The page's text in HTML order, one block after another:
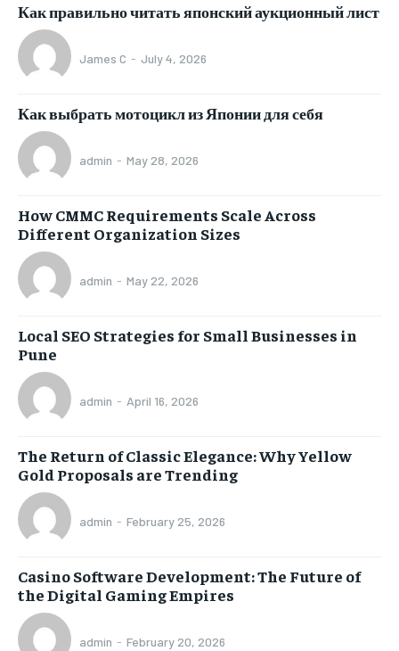
Как правильно читать японский аукционный лист
James C - July 4, 2026
Как выбрать мотоцикл из Японии для себя
admin - May 28, 2026
How CMMC Requirements Scale Across
Different Organization Sizes
admin - May 22, 2026
Local SEO Strategies for Small Businesses in
Pune
admin - April 16, 2026
The Return of Classic Elegance: Why Yellow
Gold Proposals are Trending
admin - February 25, 2026
Casino Software Development: The Future of
the Digital Gaming Empires
admin - February 20, 2026